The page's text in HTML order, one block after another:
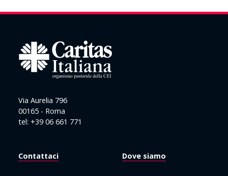
Via Aurelia 796
00165 - Roma
tel: +39 06 661 771
Contattaci Dove siamo